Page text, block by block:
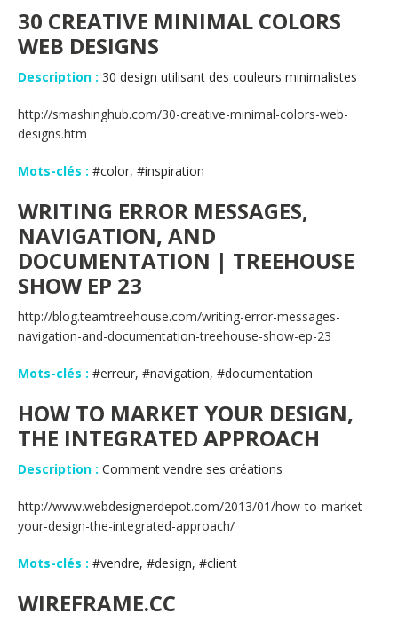
30 CREATIVE MINIMAL COLORS
WEB DESIGNS
Description : 30 design utilisant des couleurs minimalistes
http://smashinghub.com/30-creative-minimal-colors-web-
designs.htm
Mots-clés : #color, #inspiration
WRITING ERROR MESSAGES,
NAVIGATION, AND
DOCUMENTATION | TREEHOUSE
SHOW EP 23
http://blog.teamtreehouse.com/writing-error-messages-
navigation-and-documentation-treehouse-show-ep-23
Mots-clés : #erreur, #navigation, #documentation
HOW TO MARKET YOUR DESIGN,
THE INTEGRATED APPROACH
Description : Comment vendre ses créations
http://www.webdesignerdepot.com/2013/01/how-to-market-
your-design-the-integrated-approach/
Mots-clés : #vendre, #design, #client
WIREFRAME.CC